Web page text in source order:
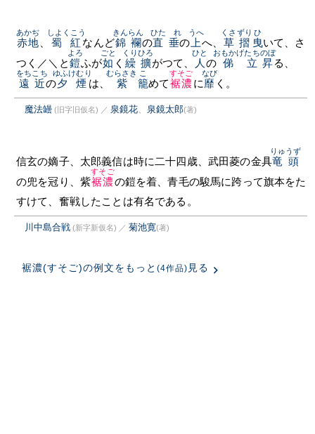
赤地
あかぢ
蜀紅
しよくこう
なんど錦襴
きんらん
の直垂
ひたゝれ
の 上
うへ
へ、 草摺
くさずり
曳
ひ
いて、さ
つく／＼と 鎧
よろ
ふが如
ごと
く 繰擴
くりひろ
がつて、 人
ひと
の 俤
おもかげ
立昇
たちのぼ
る、
遠近
をちこち
の夕煙
ゆふけむり
は、 紫
むらさき
籠
こ
めて裾濃
すそご
に靡
なび
く。
魔法罎 (旧字旧仮名) ／ 泉鏡花、 泉鏡太郎(著)
信玄の嫡子、太郎義信は時に二十四歳、武田菱の金具竜頭
りゅうず
の兜を冠り、紫裾濃
すそご
の鎧を着、青毛の駿馬に跨って旗本をた
すけて、奮戦したことは有名である。
川中島合戦 (新字新仮名) ／ 菊池寛(著)
裾濃(すそご)の例文をもっと (4作品) 見る